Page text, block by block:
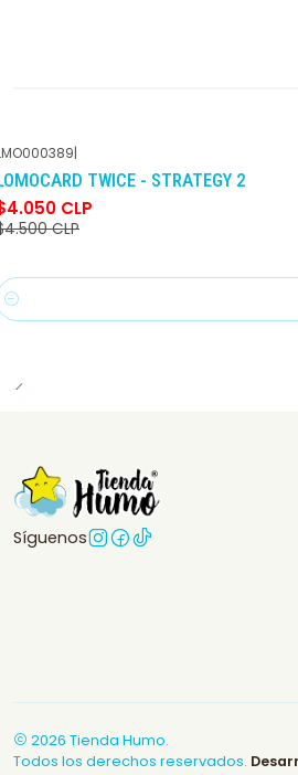
-10% DCTO
|
TWICE - STRATEGY 2
CLP
CLP
Síguenos
2026 Tienda Humo.
Todos los derechos reservados.